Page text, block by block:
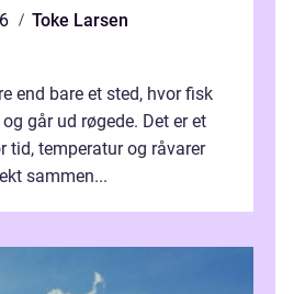
Toke Larsen
end bare et sted, hvor fisk
går ud røgede. Det er et
tid, temperatur og råvarer
sammen...